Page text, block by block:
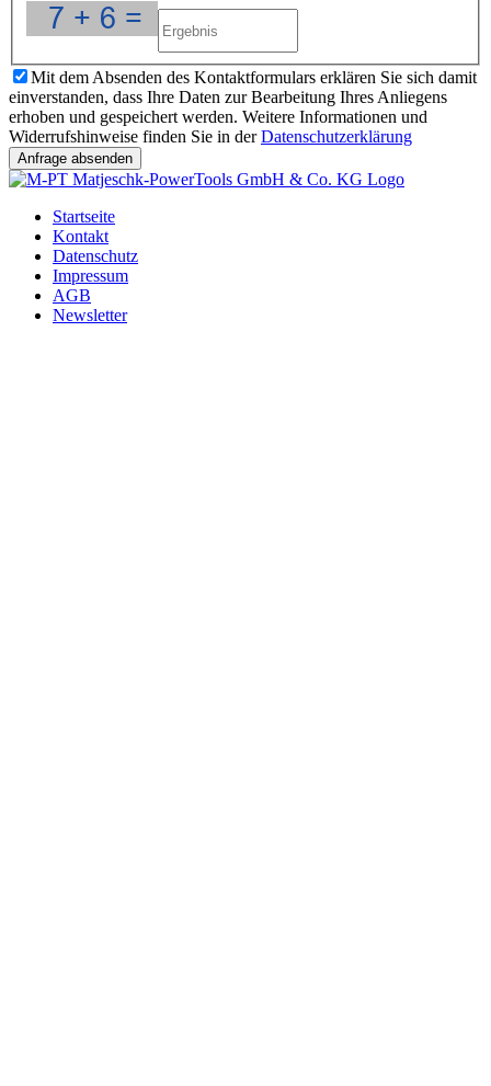
Mit dem Absenden des Kontaktformulars erklären Sie sich damit
einverstanden, dass Ihre Daten zur Bearbeitung Ihres Anliegens
erhoben und gespeichert werden. Weitere Informationen und
Widerrufshinweise finden Sie in derDatenschutzerklärung
Startseite
Kontakt
Datenschutz
Impressum
AGB
Newsletter